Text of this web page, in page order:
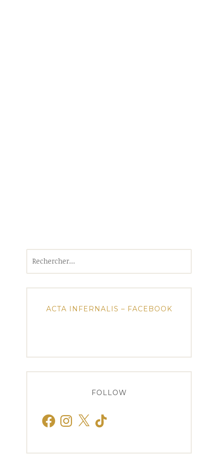
ACTA INFERNALIS – FACEBOOK
FOLLOW
FacebookInstagram
X TikTok